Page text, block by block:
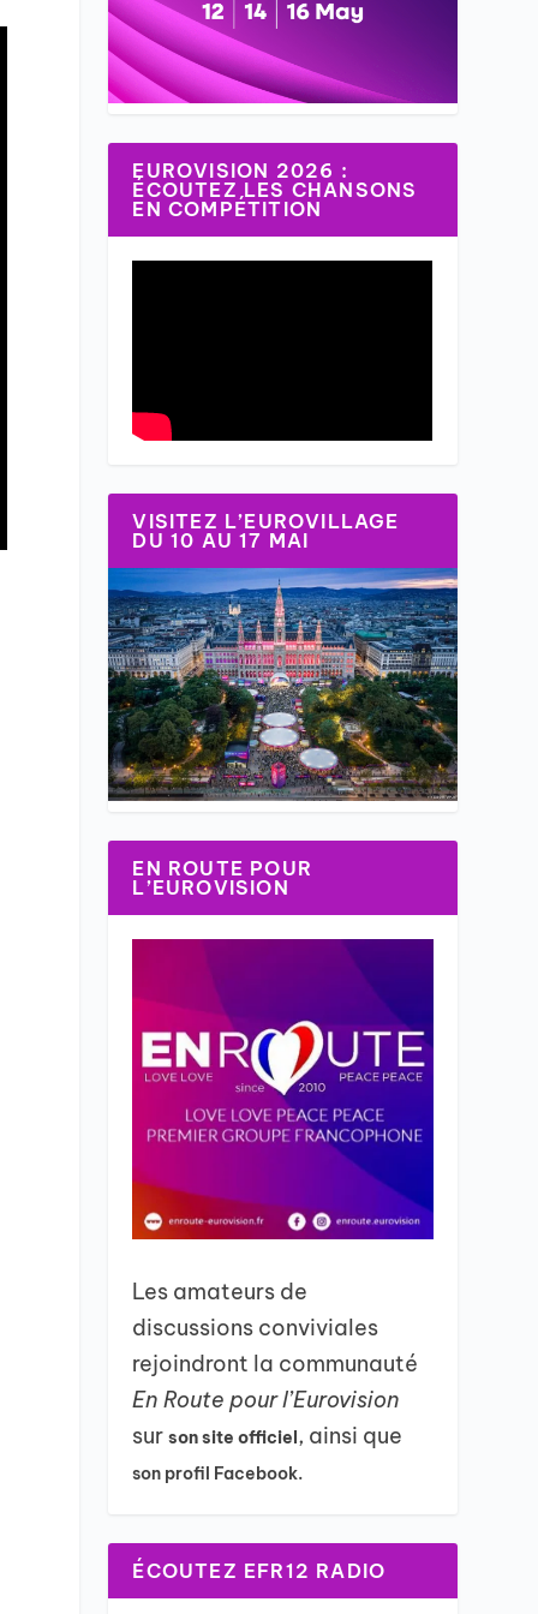
EUROVISION 2026 :
ÉCOUTEZ LES CHANSONS
EN COMPÉTITION
VISITEZ L’EUROVILLAGE
DU 10 AU 17 MAI
EN ROUTE POUR
L’EUROVISION
Les amateurs de
discussions conviviales
rejoindront la communauté
En Route pour l’Eurovision
surson site officiel, ainsi que
son profil Facebook.
ÉCOUTEZ EFR12 RADIO